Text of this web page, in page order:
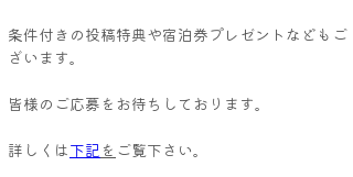
条件付きの投稿特典や宿泊券プレゼントなどもご
ざいます。
皆様のご応募をお待ちしております。
詳しくは下記 を ご覧下さい。